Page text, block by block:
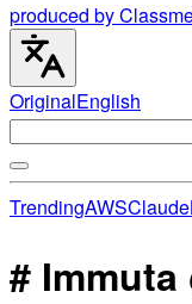
produced by
OriginalEnglish
TrendingAWSClaude
# Immuta